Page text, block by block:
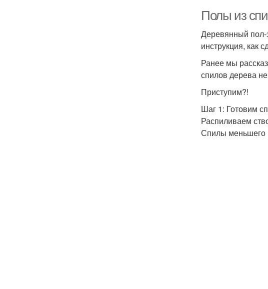
Полы из
Деревянный пол-
инструкция, как
Ранее мы
спилов дерева
Приступим?!
Шаг 1: Готовим
Распиливаем
Спилы меньшего